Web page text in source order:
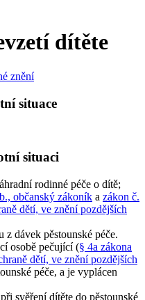
dítěte
znění
situace
situaci
rodinné péče o dítě;
občanský zákoník a zákon č.
dětí, ve znění pozdějších
z dávek pěstounské péče.
osobě pečující (§ 4a zákona
dětí, ve znění pozdějších
péče, a je vyplácen
svěření dítěte do pěstounské